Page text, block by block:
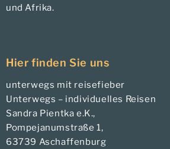
und Afrika.
Hier finden Sie uns
unterwegs mit reisefieber
Unterwegs – individuelles Reisen
Sandra Pientka e.K.,
Pompejanumstraße 1,
63739 Aschaffenburg